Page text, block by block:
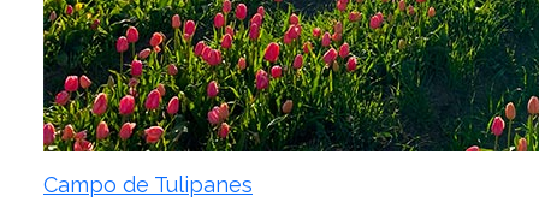
Campo de Tulipanes